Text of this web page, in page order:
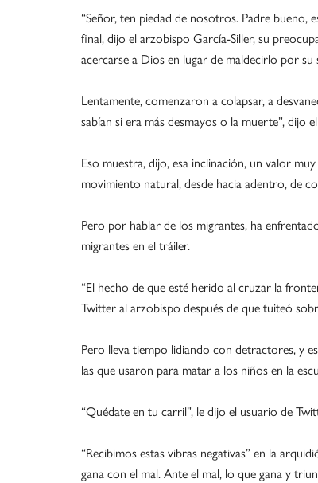
“Señor, ten piedad de nosotros. Padre bueno,
final, dijo el arzobispo García-Siller, su
acercarse a Dios en lugar de maldecirlo por su
Lentamente, comenzaron a colapsar, a
sabían si era más desmayos o la muerte”, dijo
Eso muestra, dijo, esa inclinación, un valor
movimiento natural, desde hacia adentro, de
Pero por hablar de los migrantes, ha
migrantes en el tráiler.
“El hecho de que esté herido al cruzar la
Twitter al arzobispo después de que tuiteó
Pero lleva tiempo lidiando con detractores, y
las que usaron para matar a los niños en la
“Quédate en tu carril”, le dijo el usuario de
“Recibimos estas vibras negativas” en la
gana con el mal. Ante el mal, lo que gana y